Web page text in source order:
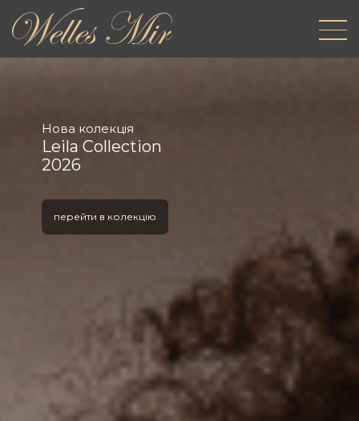
Нова колекція
Leila Collection
2026
перейти в колекцію